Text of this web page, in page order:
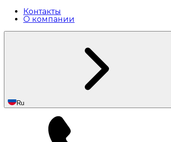
Контакты
О компании
Ru